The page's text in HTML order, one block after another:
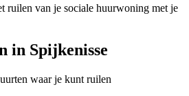
ruilen van je sociale huurwoning met je
in Spijkenisse
waar je kunt ruilen